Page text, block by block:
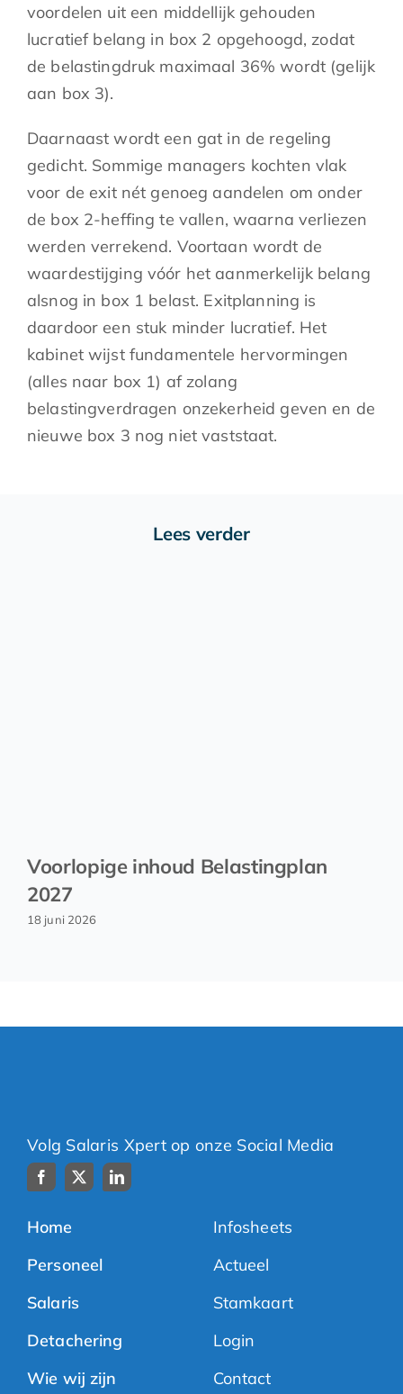
voordelen uit een middellijk gehouden
lucratief belang in box 2 opgehoogd, zodat
de belastingdruk maximaal 36% wordt (gelijk
aan box 3).
Daarnaast wordt een gat in de regeling
gedicht. Sommige managers kochten vlak
voor de exit nét genoeg aandelen om onder
de box 2-heffing te vallen, waarna verliezen
werden verrekend. Voortaan wordt de
waardestijging vóór het aanmerkelijk belang
alsnog in box 1 belast. Exitplanning is
daardoor een stuk minder lucratief. Het
kabinet wijst fundamentele hervormingen
(alles naar box 1) af zolang
belastingverdragen onzekerheid geven en de
nieuwe box 3 nog niet vaststaat.
Lees verder
Voorlopige inhoud Belastingplan
2027
18 juni 2026
Volg Salaris Xpert op onze Social Media
Home
Personeel
Salaris
Detachering
Wie wij zijn
Infosheets
Actueel
Stamkaart
Login
Contact